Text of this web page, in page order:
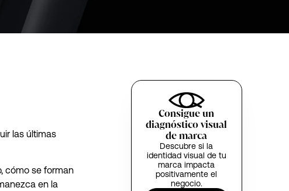
las últimas
cómo se forman
en la
Consigue un
diagnóstico visual
de marca
Descubre si la
identidad visual de tu
marca impacta
positivamente el
negocio.